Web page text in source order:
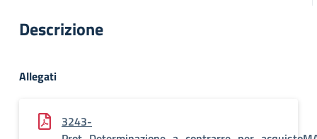
Descrizione
Allegati
3243-